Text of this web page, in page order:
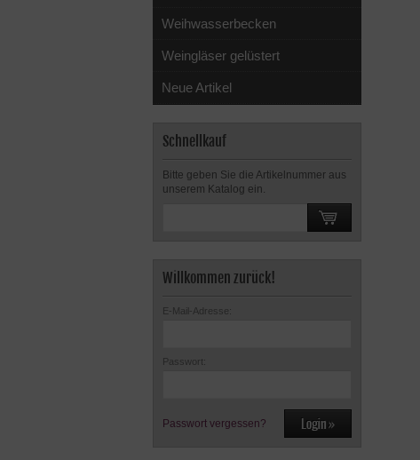
Weihwasserbecken
Weingläser gelüstert
Neue Artikel
Schnellkauf
Bitte geben Sie die Artikelnummer aus
unserem Katalog ein.
Willkommen zurück!
E-Mail-Adresse:
Passwort:
Passwort vergessen?